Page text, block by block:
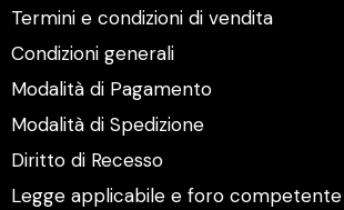
Termini e condizioni di vendita
Condizioni generali
Modalità di Pagamento
Modalità di Spedizione
Diritto di Recesso
Legge applicabile e foro competente